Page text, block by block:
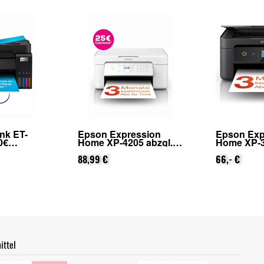
ET-
Epson
Epson Expression
Home XP-4205 abzgl.
25€ Cashback (von
Epson nach
Registrierung)
88,99 €
Epson
Home XP-
25€
Epson nach
66,- €